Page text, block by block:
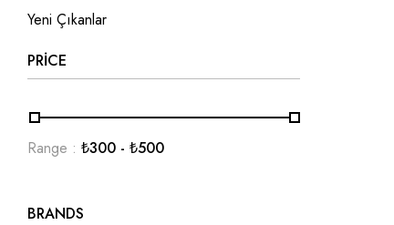
Yeni Çıkanlar
PRICE
Range : ₺300 - ₺500
BRANDS